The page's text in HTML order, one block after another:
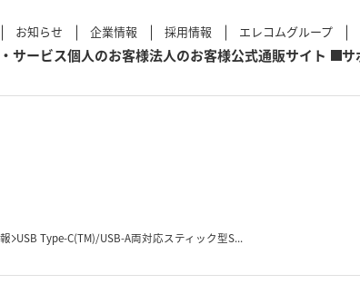
お知らせ 企業情報 採用情報 エレコムグループ
サービス個人のお客様法人のお客様公式通販サイト サ
USB Type-C(TM)/USB-A両対応スティック型S...